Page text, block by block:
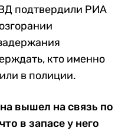
подтвердили РИА
кто именно
в полиции.
вышел на связь по
в запасе у него